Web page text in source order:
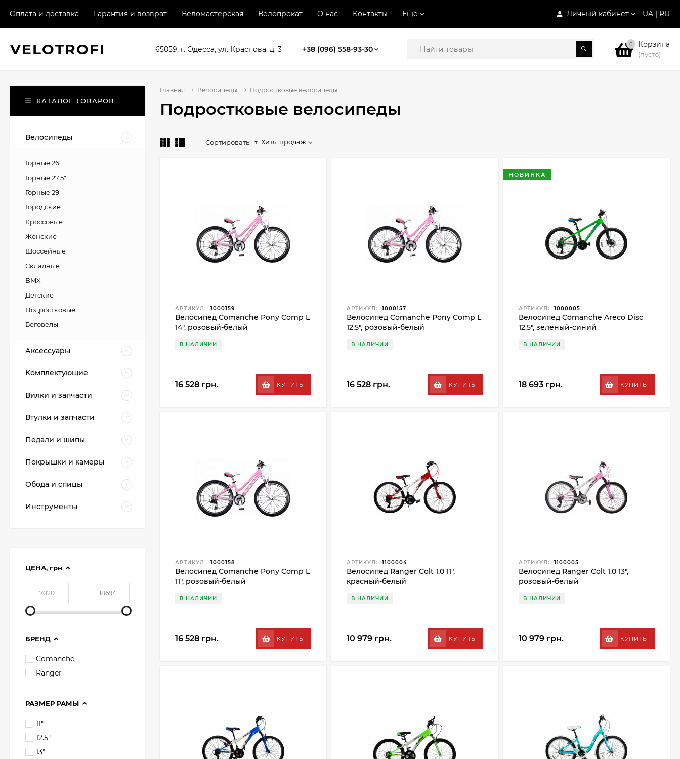
Личный кабинет UA | RU
Оплата и доставка Гарантия и возврат Веломастерская Велопрокат О нас Контакты Еще
VELOTROFI 65059, г. Одесса, ул. Краснова, д. 3 +38 (096) 558-93-30 0 Корзина
(пусто)
Главная Велосипеды Подростковые велосипеды
Подростковые велосипеды
Сортировать: Хиты продаж
АРТИКУЛ: 1000159
Велосипед Comanche Pony Comp L
14", розовый-белый
В НАЛИЧИИ
16 528 грн. КУПИТЬ
АРТИКУЛ: 1000157
Велосипед Comanche Pony Comp L
12.5", розовый-белый
В НАЛИЧИИ
16 528 грн. КУПИТЬ
НОВИНКА
АРТИКУЛ: 1000005
Велосипед Comanche Areco Disc
12.5", зеленый-синий
В НАЛИЧИИ
18 693 грн. КУПИТЬ
АРТИКУЛ: 1000158
Велосипед Comanche Pony Comp L
11", розовый-белый
В НАЛИЧИИ
16 528 грн. КУПИТЬ
АРТИКУЛ: 1100004
Велосипед Ranger Colt 1.0 11",
красный-белый
В НАЛИЧИИ
10 979 грн. КУПИТЬ
АРТИКУЛ: 1100005
Велосипед Ranger Colt 1.0 13",
розовый-белый
В НАЛИЧИИ
10 979 грн. КУПИТЬ
КАТАЛОГ ТОВАРОВ
Велосипеды
Горные 26"
Горные 27.5"
Горные 29"
Городские
Кроссовые
Женские
Шоссейные
Складные
BMX
Детские
Подростковые
Беговелы
Аксессуары
Комплектующие
Вилки и запчасти
Втулки и запчасти
Педали и шипы
Покрышки и камеры
Обода и спицы
Инструменты
ЦЕНА, грн
—
БРЕНД
Comanche
Ranger
РАЗМЕР РАМЫ
11"
12.5"
13"